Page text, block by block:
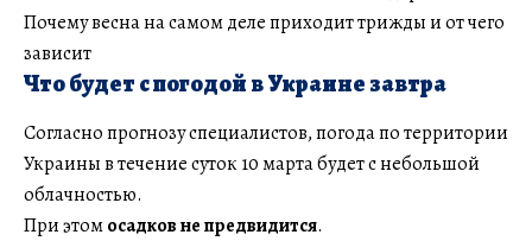
Почему весна на самом деле приходит трижды и от чего
зависит
Что будет с погодой в Украине завтра
Согласно прогнозу специалистов, погода по территории
Украины в течение суток 10 марта будет с небольшой
облачностью.
При этомосадков не предвидится.